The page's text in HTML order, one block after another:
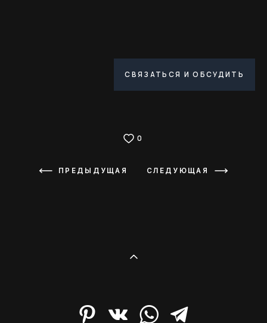
СВЯЗАТЬСЯ И ОБСУДИТЬ
0
ПРЕДЫДУЩАЯ СЛЕДУЮЩАЯ